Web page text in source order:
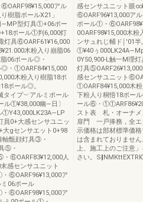
アル
樹脂ポールX21」
型灯具①+06ポー
ポール①判6,000灯
具⑥OARF61¥16,000
木粉入り崩脂06
06ポール◎・
◎・①OARF84¥15,000
木粉入り樹脂18ポ
ポール◎。
タイプ︶アルミポール
ル①¥38,000幽―日〕
①Y43,000LK23A―LP
0+大感センサユニッ
大gセンサエット0+98
軸甑顔灯具③・
⑤・
⑥OARF83¥12,000人
感センサユニット
⑥OARF96¥13,000ア
06ポール
⑥OARF98¥15,000ア
感センサユニット眼
⑥OARF96¥13,000ア
ポール①・
0OARF98¥15,000木
ンサュれじ輔ド￨'01
①¥40ぅ
0Y50,900‐L触一M理
灯具
感センサユニット
①OARF84¥15,000木
下粉人り桐悟18ポー
ール⑥・
スト表 札・オーナメ
扉門 一戸捧務，全エ
示価格は部材標準価
は含まれておりませ
上、施工上のご注意
さい。